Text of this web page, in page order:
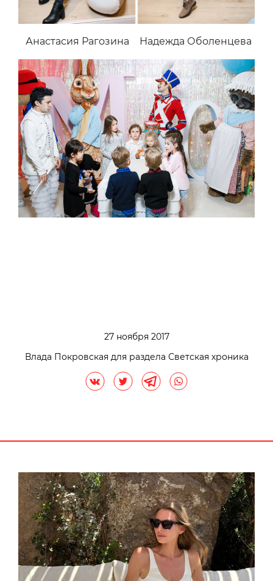
Анастасия Рагозина Надежда Оболенцева
27 ноября 2017
Влада Покровская для раздела Светская хроника